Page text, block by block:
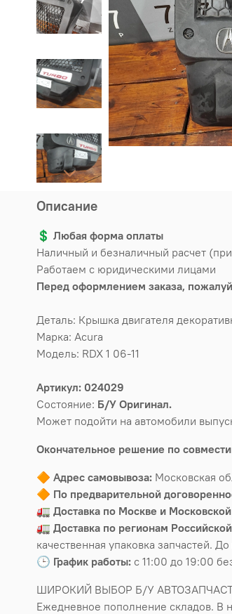
Описание
💲 Любая форма оплаты
Наличный и безналичный расчет
Работаем с юридическими лицами
Перед оформлением заказа,
Деталь: Крышка двигателя
Марка: Acura
Модель: RDX 1 06-11
Артикул: 024029
Состояние: Б/У Оригинал.
Может подойти на автомобили
Окончательное решение по
🔶 Адрес самовывоза: Московская
🔶 По предварительной
🚛 Доставка по Москве и
🚛 Доставка по регионам
качественная упаковка запчастей.
🕒 График работы: с 11:00 до 19:00
ШИРОКИЙ ВЫБОР Б/У
Ежедневное пополнение складов. В